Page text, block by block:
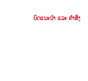
ບົດແນະນໍາ ແລະ ຄໍາສັ່ງ